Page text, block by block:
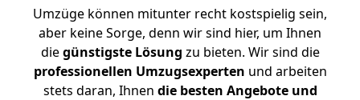
Umzüge können mitunter recht kostspielig sein,
aber keine Sorge, denn wir sind hier, um Ihnen
diegünstigste Lösung zu bieten. Wir sind die
professionellen Umzugsexperten und arbeiten
stets daran, Ihnen die besten Angebote und